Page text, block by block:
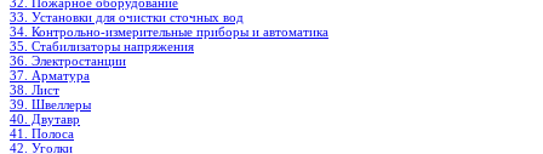
33. Установки для очистки сточных вод
34. Контрольно-измерительные приборы и автоматика
35. Стабилизаторы напряжения
36. Электростанции
37. Арматура
38. Лист
39. Швеллеры
40. Двутавр
41. Полоса
42. Уголки